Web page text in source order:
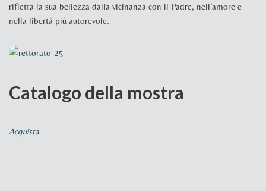
rifletta la sua bellezza dalla vicinanza con il Padre, nell’amore e
nella libertà più autorevole.
Catalogo della mostra
Acquista